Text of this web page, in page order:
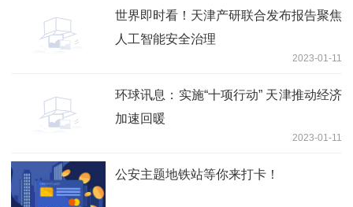
世界即时看！天津产研联合发布报告聚焦
人工智能安全治理
2023-01-11
环球讯息：实施“十项行动” 天津推动经济
加速回暖
2023-01-11
公安主题地铁站等你来打卡！